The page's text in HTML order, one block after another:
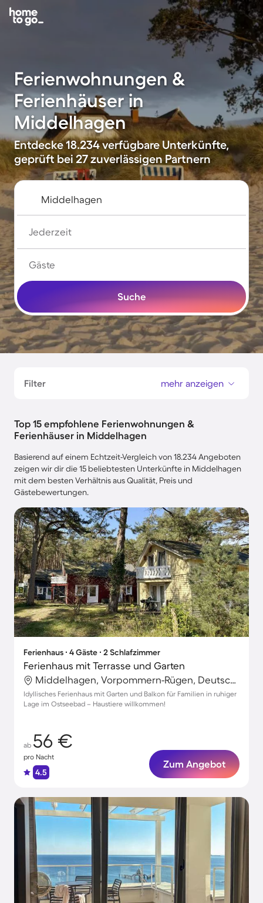
Ferienwohnungen &
Ferienhäuser in
Middelhagen
Entdecke 18.234 verfügbare Unterkünfte,
geprüft bei 27 zuverlässigen Partnern
Jederzeit
Gäste
Suche
Filter mehr anzeigen
Top 15 empfohlene Ferienwohnungen &
Ferienhäuser in Middelhagen
Basierend auf einem Echtzeit-Vergleich von 18.234 Angeboten
zeigen wir dir die 15 beliebtesten Unterkünfte in Middelhagen
mit dem besten Verhältnis aus Qualität, Preis und
Gästebewertungen.
Ferienhaus ∙ 4 Gäste ∙ 2 Schlafzimmer
Ferienhaus mit Terrasse und Garten
Middelhagen, Vorpommern-Rügen, Deutschland
Idyllisches Ferienhaus mit Garten und Balkon für Familien in ruhiger
Lage im Ostseebad – Haustiere willkommen!
ab 56 €
pro Nacht
4.5
Zum Angebot